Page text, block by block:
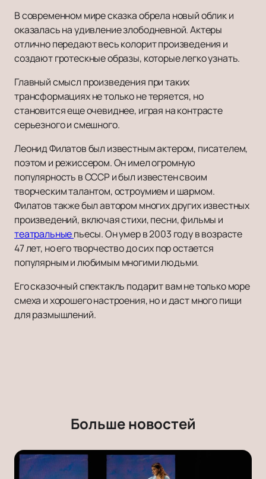
В современном мире сказка обрела новый облик и
оказалась на удивление злободневной. Актеры
отлично передают весь колорит произведения и
создают гротескные образы, которые легко узнать.
Главный смысл произведения при таких
трансформациях не только не теряется, но
становится еще очевиднее, играя на контрасте
серьезного и смешного.
Леонид Филатов был известным актером, писателем,
поэтом и режиссером. Он имел огромную
популярность в СССР и был известен своим
творческим талантом, остроумием и шармом.
Филатов также был автором многих других известных
произведений, включая стихи, песни, фильмы и
театральныепьесы. Он умер в 2003 году в возрасте
47 лет, но его творчество до сих пор остается
популярным и любимым многими людьми.
Его сказочный спектакль подарит вам не только море
смеха и хорошего настроения, но и даст много пищи
для размышлений.
Больше новостей